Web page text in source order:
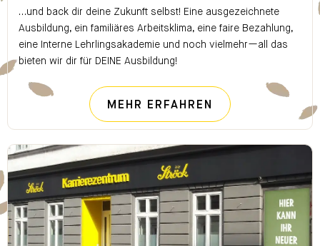
…und back dir deine Zukunft selbst! Eine ausgezeichnete
Ausbildung, ein familiäres Arbeitsklima, eine faire Bezahlung,
eine Interne Lehrlingsakademie und noch vielmehr—all das
bieten wir dir für DEINE Ausbildung!
MEHR ERFAHREN WERDE